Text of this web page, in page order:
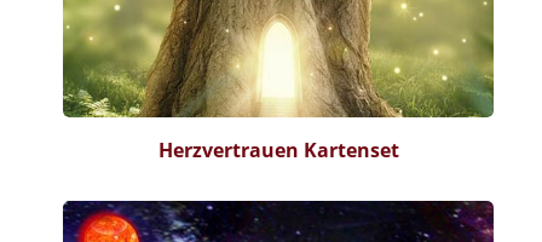
Herzvertrauen Kartenset